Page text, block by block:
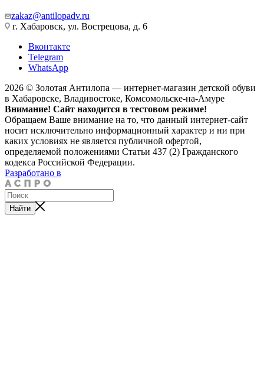
zakaz@antilopadv.ru
г. Хабаровск, ул. Вострецова, д. 6
Вконтакте
Telegram
WhatsApp
2026 © Золотая Антилопа — интернет-магазин детской обуви
в Хабаровске, Владивостоке, Комсомольске-на-Амуре
Внимание! Сайт находится в тестовом режиме!
Обращаем Ваше внимание на то, что данный интернет-сайт
носит исключительно информационный характер и ни при
каких условиях не является публичной офертой,
определяемой положениями Статьи 437 (2) Гражданского
кодекса Российской Федерации.
Разработано в
Найти